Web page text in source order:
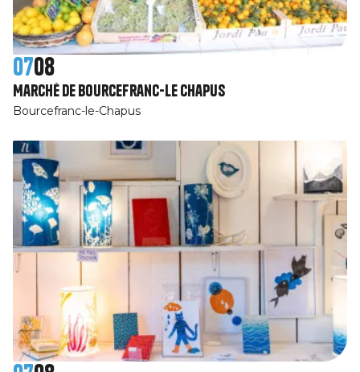
0708
Marché de Bourcefranc-Le Chapus
Bourcefranc-le-Chapus